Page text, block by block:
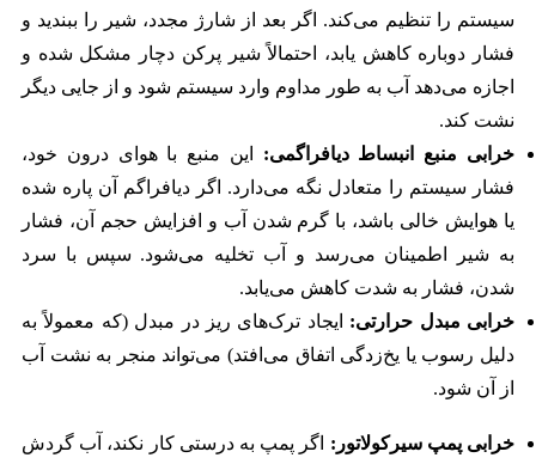
سیستم را تنظیم می‌کند. اگر بعد از شارژ مجدد، شیر را ببندید و
فشار دوباره کاهش یابد، احتمالاً شیر پرکن دچار مشکل شده و
اجازه می‌دهد آب به طور مداوم وارد سیستم شود و از جایی دیگر
نشت کند.
خرابی منبع انبساط دیافراگمی: این منبع با هوای درون خود،
فشار سیستم را متعادل نگه می‌دارد. اگر دیافراگم آن پاره شده
یا هوایش خالی باشد، با گرم شدن آب و افزایش حجم آن، فشار
به شیر اطمینان می‌رسد و آب تخلیه می‌شود. سپس با سرد
شدن، فشار به شدت کاهش می‌یابد.
خرابی مبدل حرارتی: ایجاد ترک‌های ریز در مبدل (که معمولاً به
دلیل رسوب یا یخ‌زدگی اتفاق می‌افتد) می‌تواند منجر به نشت آب
از آن شود.
خرابی پمپ سیرکولاتور: اگر پمپ به درستی کار نکند، آب گردش